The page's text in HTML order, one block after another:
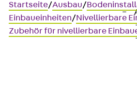
Startseite/Ausbau/
Einbaueinheiten/Nivellierbare
Zubehör für nivellierbare